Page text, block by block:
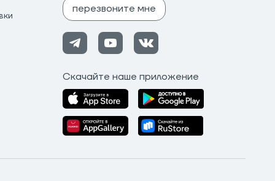
перезвоните мне
Скачайте наше приложение